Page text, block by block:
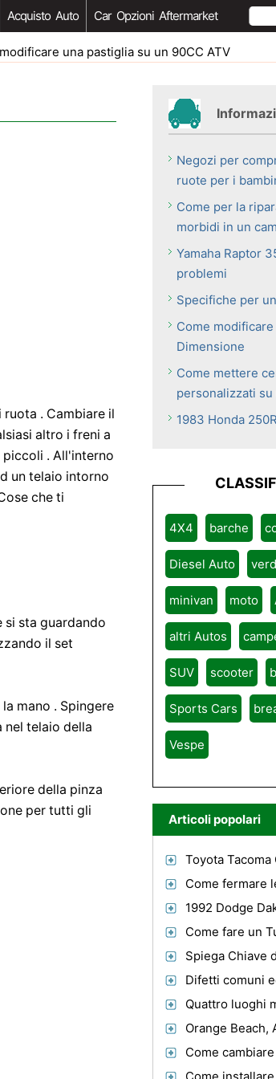
Acquisto Auto Car Opzioni Aftermarket
una pastiglia su un 90CC ATV
. Cambiare il
altro i freni a
piccoli . All'interno
un telaio intorno
che ti
si sta guardando
il set
mano . Spingere
telaio della
della pinza
per tutti gli
Negozi per
ruote per i
Come per la
morbidi in un
Yamaha Raptor
problemi
Specifiche per
Come
Dimensione
Come mettere
personalizzati
1983 Honda
4X4 barche
Diesel Auto
minivan moto
altri Autos
SUV scooter
Sports Cars
Vespe
Articoli popolari
Toyota
Come fermare
1992 Dodge
Come fare un
Spiega Chiave